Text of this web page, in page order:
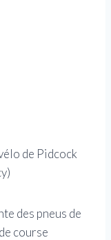
des pneus de
course